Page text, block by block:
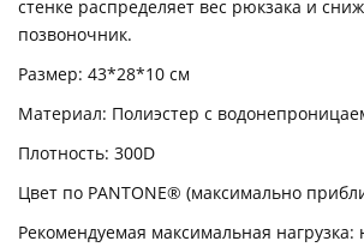
стенке распределяет вес рюкзака и
позвоночник.
Размер: 43*28*10 см
Материал: Полиэстер с
Плотность: 300D
Цвет по PANTONE® (максимально
Рекомендуемая максимальная нагрузка: